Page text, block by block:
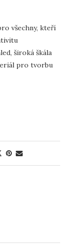
všechny, kteří
široká škála
pro tvorbu